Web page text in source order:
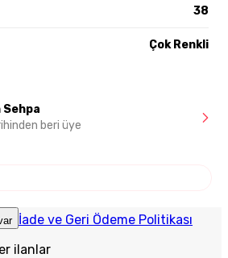
38
Çok Renkli
beri üye
İade ve Geri Ödeme Politikası
ilanlar